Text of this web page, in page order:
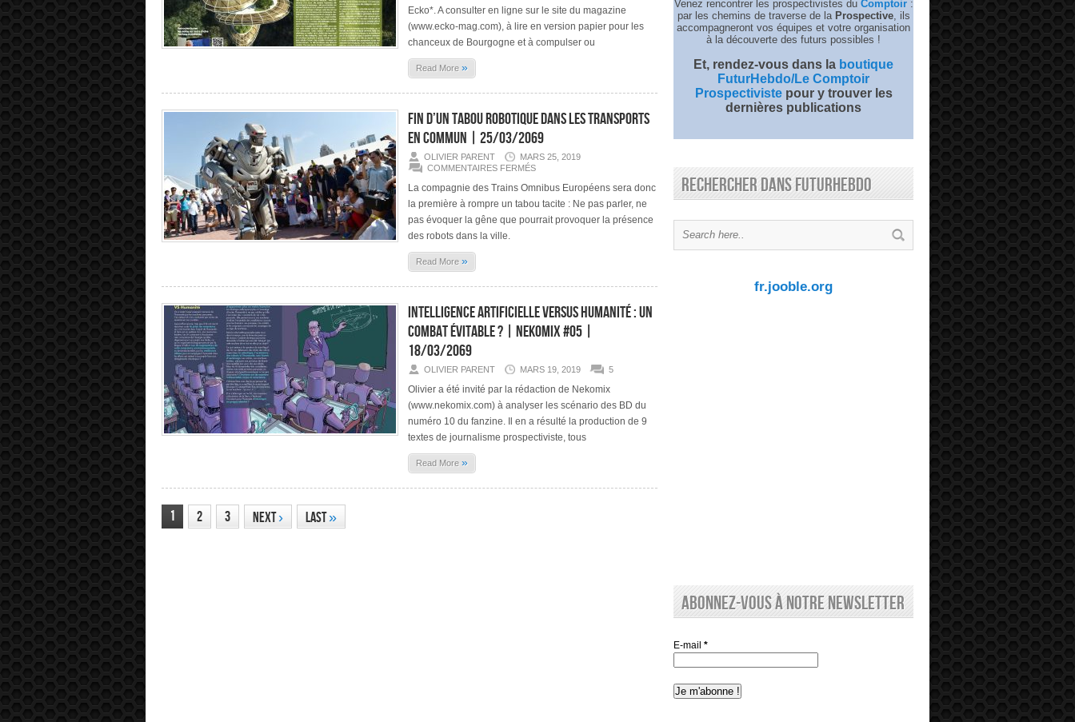
DOMOTIQUE
DIT
SUR
DEMAIN
Ecko*. A consulter en ligne sur le site du magazine
(www.ecko-mag.com), à lire en version papier pour les
chanceux de Bourgogne et à compulser ou
Read More »
Fin d’un tabou robotique dans les transports
en commun | 25/03/2069
OLIVIER PARENT
MARS 25, 2019
COMMENTAIRES FERMÉSSUR
D’UN
ROBOTIQUE
DANS
LES
La compagnie des Trains Omnibus Européens sera donc
la première à rompre un tabou tacite : Ne pas parler, ne
pas évoquer la gêne que pourrait provoquer la présence
des robots dans la ville.
Read More »
Intelligence artificielle versus Humanité : un
combat évitable ? | Nekomix #05 |
18/03/2069
OLIVIER PARENT MARS 19, 2019 5
Olivier a été invité par la rédaction de Nekomix
(www.nekomix.com) à analyser les scénario des BD du
numéro 10 du fanzine. Il en a résulté la production de 9
textes de journalisme prospectiviste, tous
Read More »
1 2 3 Next› Last»
Venez rencontrer les prospectivistes du Comptoir :
par les chemins de traverse de la Prospective, ils
accompagneront vos équipes et votre organisation
à la découverte des futurs possibles !
Et, rendez-vous dans la boutique
FuturHebdo/Le Comptoir
Prospectivistepour y trouver les
dernières publications
Rechercher dans FuturHebdo
fr.jooble.org
Abonnez-vous à notre newsletter
E-mail *